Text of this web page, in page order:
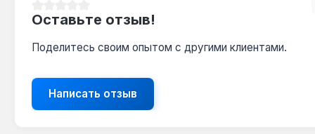
Оставьте отзыв!
Поделитесь своим опытом с другими клиентами.
Написать отзыв